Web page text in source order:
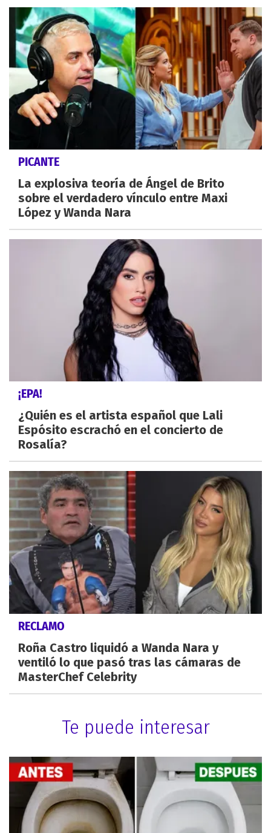
PICANTE
La explosiva teoría de Ángel de Brito
sobre el verdadero vínculo entre Maxi
López y Wanda Nara
¡EPA!
¿Quién es el artista español que Lali
Espósito escrachó en el concierto de
Rosalía?
RECLAMO
Roña Castro liquidó a Wanda Nara y
ventiló lo que pasó tras las cámaras de
MasterChef Celebrity
Te puede interesar